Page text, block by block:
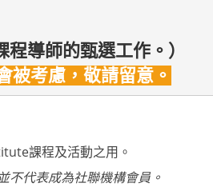
導師的甄選工作。）
被考慮，敬請留意。
課程及活動之用。
不代表成為社聯機構會員。